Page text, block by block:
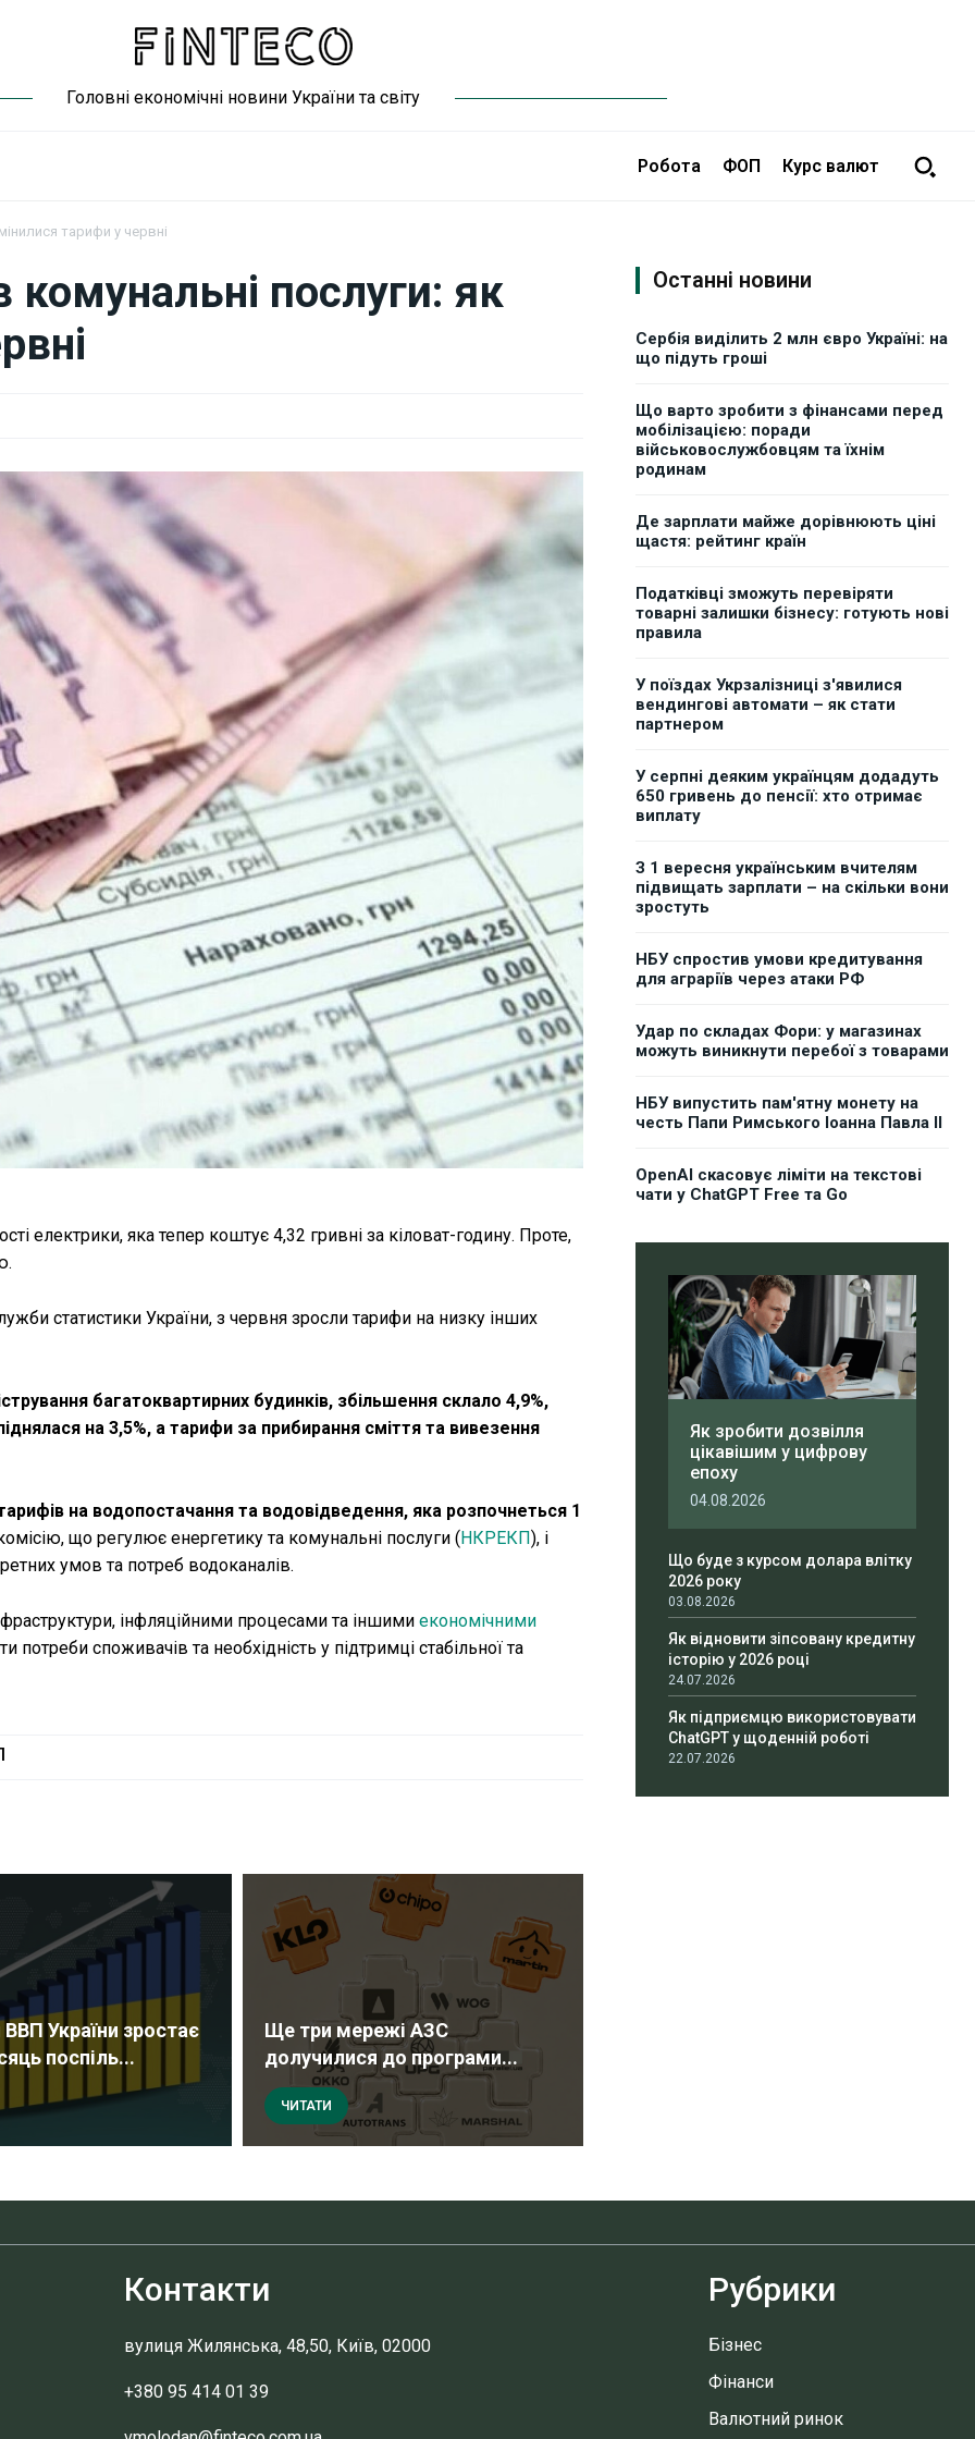
Головні економічні новини України та світу
Робота ФОП Курс валют
тарифи у червні
послуги: як
електрики, яка тепер коштує 4,32 гривні за кіловат-годину. Проте,
статистики України, з червня зросли тарифи на низку інших
багатоквартирних будинків, збільшення склало 4,9%,
на 3,5%, а тарифи за прибирання сміття та вивезення
на водопостачання та водовідведення, яка розпочнеться 1
що регулює енергетику та комунальні послуги (НКРЕКП), і
умов та потреб водоканалів.
інфляційними процесами та іншими економічними
споживачів та необхідність у підтримці стабільної та
України зростає
поспіль...
Ще три мережі АЗС
долучилися до програми...
ЧИТАТИ
Останні новини
Сербія виділить 2 млн євро Україні: на
що підуть гроші
Що варто зробити з фінансами перед
мобілізацією: поради
військовослужбовцям та їхнім
родинам
Де зарплати майже дорівнюють ціні
щастя: рейтинг країн
Податківці зможуть перевіряти
товарні залишки бізнесу: готують нові
правила
У поїздах Укрзалізниці з'явилися
вендингові автомати – як стати
партнером
У серпні деяким українцям додадуть
650 гривень до пенсії: хто отримає
виплату
З 1 вересня українським вчителям
підвищать зарплати – на скільки вони
зростуть
НБУ спростив умови кредитування
для аграріїв через атаки РФ
Удар по складах Фори: у магазинах
можуть виникнути перебої з товарами
НБУ випустить пам'ятну монету на
честь Папи Римського Іоанна Павла II
OpenAI скасовує ліміти на текстові
чати у ChatGPT Free та Go
Як зробити дозвілля
цікавішим у цифрову
епоху
04.08.2026
Що буде з курсом долара влітку
2026 року
03.08.2026
Як відновити зіпсовану кредитну
історію у 2026 році
24.07.2026
Як підприємцю використовувати
ChatGPT у щоденній роботі
22.07.2026
Контакти
вулиця Жилянська, 48,50, Київ, 02000
+380 95 414 01 39
Рубрики
Бізнес
Фінанси
Валютний ринок